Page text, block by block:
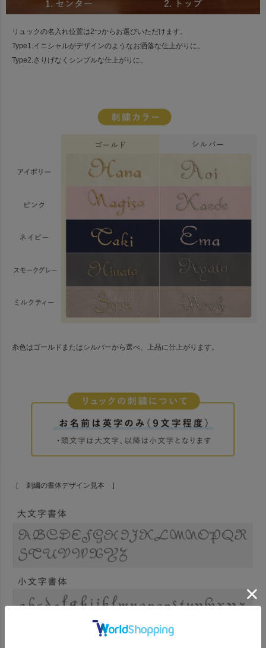
リュックの名入れ位置は2つからお選びいただけます。
Type1.イニシャルがデザインのようなお洒落な仕上がりに。
Type2.さりげなくシンプルな仕上がりに。
糸色はゴールドまたはシルバーから選べ、上品に仕上がります。
［ 刺繍の書体デザイン見本 ］